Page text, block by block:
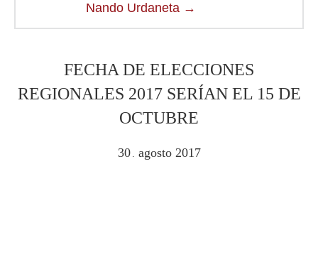
Nando Urdaneta →
FECHA DE ELECCIONES
REGIONALES 2017 SERÍAN EL 15 DE
OCTUBRE
30 . agosto 2017